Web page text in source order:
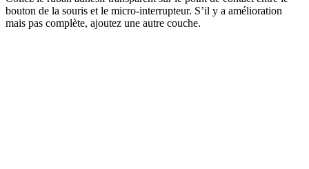
bouton de la souris et le micro-interrupteur. S’il y a amélioration
mais pas complète, ajoutez une autre couche.